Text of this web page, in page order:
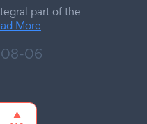
part of the
More
06